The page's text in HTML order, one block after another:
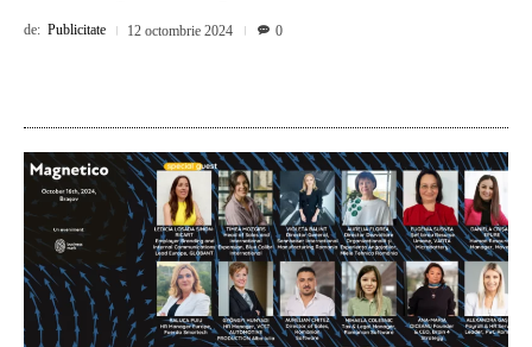
de: Publicitate 12 octombrie 2024 0